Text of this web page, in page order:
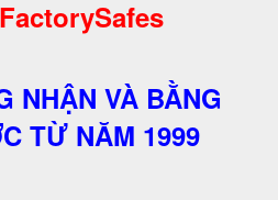
FactorySafes
NHẬN VÀ BẰNG
TỪ NĂM 1999